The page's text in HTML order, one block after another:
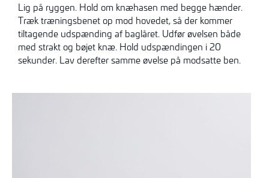
Lig på ryggen. Hold om knæhasen med begge hænder.
Træk træningsbenet op mod hovedet, så der kommer
tiltagende udspænding af baglåret. Udfør øvelsen både
med strakt og bøjet knæ. Hold udspændingen i 20
sekunder. Lav derefter samme øvelse på modsatte ben.